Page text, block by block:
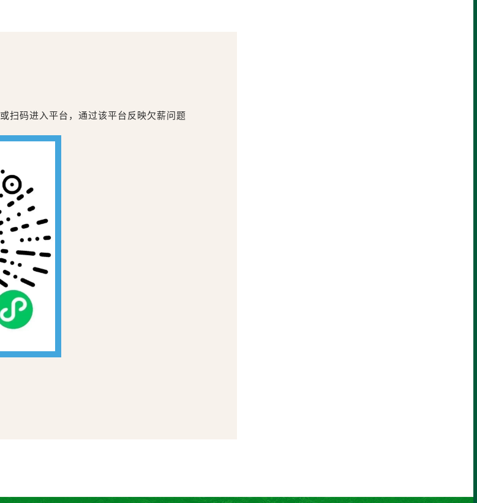
或扫码进入平台，通过该平台反映欠薪问题